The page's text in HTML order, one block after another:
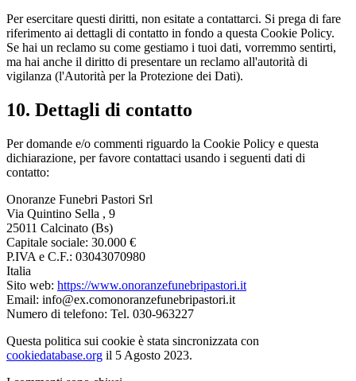
Per esercitare questi diritti, non esitate a contattarci. Si prega di fare
riferimento ai dettagli di contatto in fondo a questa Cookie Policy.
Se hai un reclamo su come gestiamo i tuoi dati, vorremmo sentirti,
ma hai anche il diritto di presentare un reclamo all'autorità di
vigilanza (l'Autorità per la Protezione dei Dati).
10. Dettagli di contatto
Per domande e/o commenti riguardo la Cookie Policy e questa
dichiarazione, per favore contattaci usando i seguenti dati di
contatto:
Onoranze Funebri Pastori Srl
Via Quintino Sella , 9
25011 Calcinato (Bs)
Capitale sociale: 30.000 €
P.IVA e C.F.: 03043070980
Italia
Sito web: https://www.onoranzefunebripastori.it
Email: info@ex.comonoranzefunebripastori.it
Numero di telefono: Tel. 030-963227
Questa politica sui cookie è stata sincronizzata con
cookiedatabase.org il 5 Agosto 2023.